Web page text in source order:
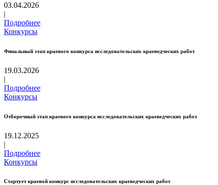
03.04.2026
|
Подробнее
Конкурсы
Финальный этап краевого конкурса исследовательских краеведческих работ
19.03.2026
|
Подробнее
Конкурсы
Отборочный этап краевого конкурса исследовательских краеведческих работ
19.12.2025
|
Подробнее
Конкурсы
Стартует краевой конкурс исследовательских краеведческих работ